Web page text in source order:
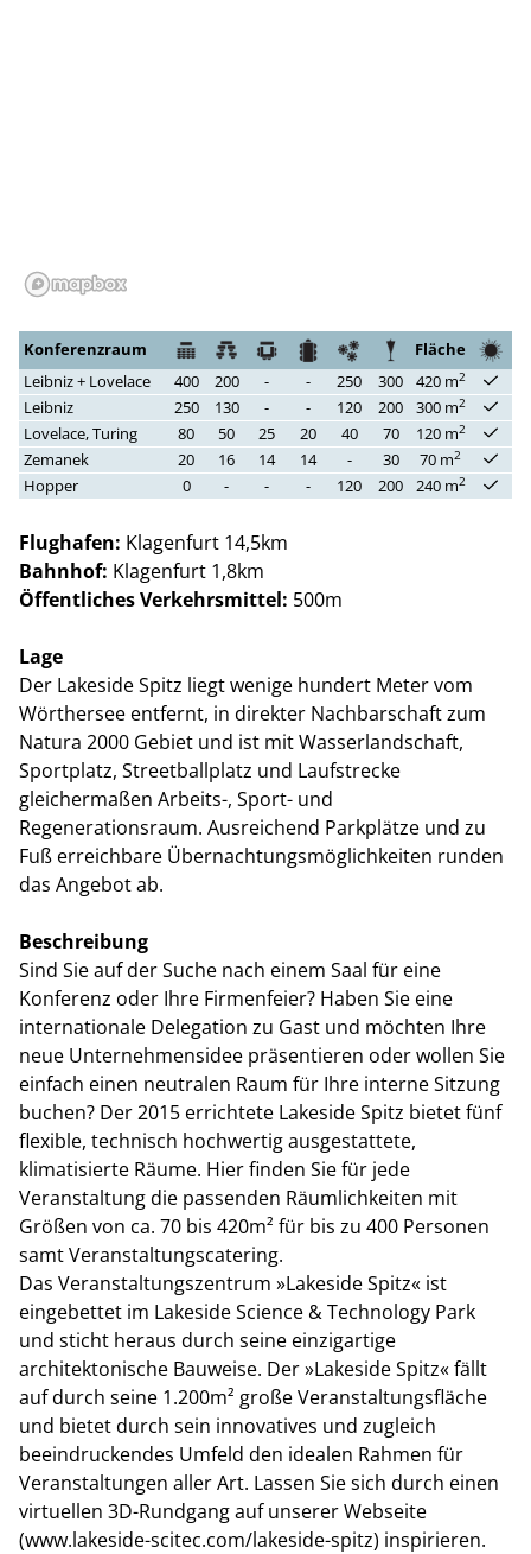
Flughafen: Klagenfurt 14,5km
Bahnhof: Klagenfurt 1,8km
Öffentliches Verkehrsmittel: 500m
Lage
Der Lakeside Spitz liegt wenige hundert Meter vom
Wörthersee entfernt, in direkter Nachbarschaft zum
Natura 2000 Gebiet und ist mit Wasserlandschaft,
Sportplatz, Streetballplatz und Laufstrecke
gleichermaßen Arbeits-, Sport- und
Regenerationsraum. Ausreichend Parkplätze und zu
Fuß erreichbare Übernachtungsmöglichkeiten runden
das Angebot ab.
Beschreibung
Sind Sie auf der Suche nach einem Saal für eine
Konferenz oder Ihre Firmenfeier? Haben Sie eine
internationale Delegation zu Gast und möchten Ihre
neue Unternehmensidee präsentieren oder wollen Sie
einfach einen neutralen Raum für Ihre interne Sitzung
buchen? Der 2015 errichtete Lakeside Spitz bietet fünf
flexible, technisch hochwertig ausgestattete,
klimatisierte Räume. Hier finden Sie für jede
Veranstaltung die passenden Räumlichkeiten mit
Größen von ca. 70 bis 420m² für bis zu 400 Personen
samt Veranstaltungscatering.
Das Veranstaltungszentrum »Lakeside Spitz« ist
eingebettet im Lakeside Science & Technology Park
und sticht heraus durch seine einzigartige
architektonische Bauweise. Der »Lakeside Spitz« fällt
auf durch seine 1.200m² große Veranstaltungsfläche
und bietet durch sein innovatives und zugleich
beeindruckendes Umfeld den idealen Rahmen für
Veranstaltungen aller Art. Lassen Sie sich durch einen
virtuellen 3D-Rundgang auf unserer Webseite
(www.lakeside-scitec.com/lakeside-spitz) inspirieren.
Konferenzraum
Fläche
Leibniz + Lovelace
400 200 - - 250 300 420 m2
Leibniz 250 130 - - 120 200 300 m2
Lovelace, Turing 80 50 25 20 40 70 120 m2
Zemanek 20 16 14 14 - 30 70 m2
Hopper 0 - - - 120 200 240 m2